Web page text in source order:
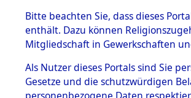
BESTÄNDE
1.
mente
5. Verschiedenes
Bitte beachten Sie, dass dieses
enthält. Dazu können
Mitgliedschaft in Gewerkschaften
Als Nutzer dieses Portals sind Sie
Gesetze und die schutzwürdigen